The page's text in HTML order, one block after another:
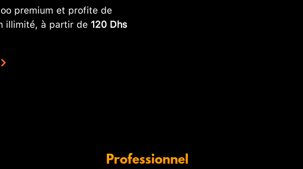
premium et profite de
illimité, à partir de 120 Dhs
Professionnel